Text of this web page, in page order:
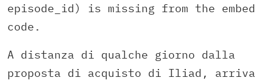
episode_id) is missing from the embed
code.
A distanza di qualche giorno dalla
proposta di acquisto di Iliad, arriva